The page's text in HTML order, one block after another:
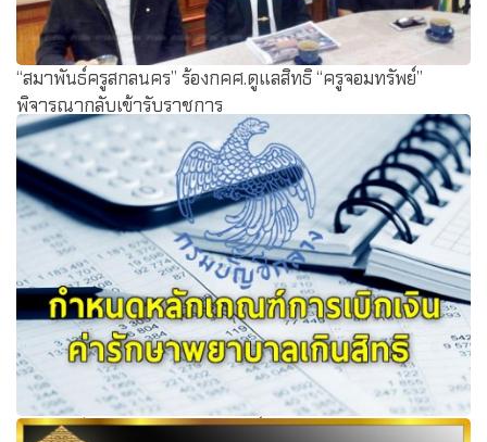
“สมาพันธ์ครูสกลนคร” ร้องกคศ.ดูแลสิทธิ “ครูจอมทรัพย์”
พิจารณากลับเข้ารับราชการ
กรมบัญชีกลางกำหนดหลักเกณฑ์การเบิกเงินค่ารักษา